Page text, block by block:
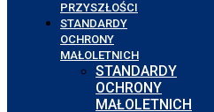
PRZYSZŁOŚCI
STANDARDY
OCHRONY
MAŁOLETNICH
STANDARDY
OCHRONY
MAŁOLETNICH